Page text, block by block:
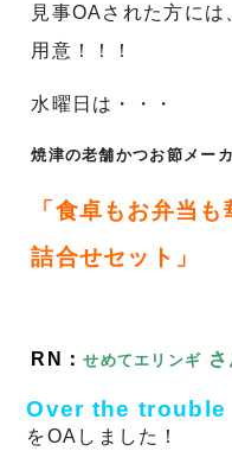
見事OAされた方に
用意！！！
水曜日は・・・
焼津の老舗かつお節メー
「食卓もお弁当
詰合せセット」
R N：せめてエリンギ
Over the trouble
をOAしました！